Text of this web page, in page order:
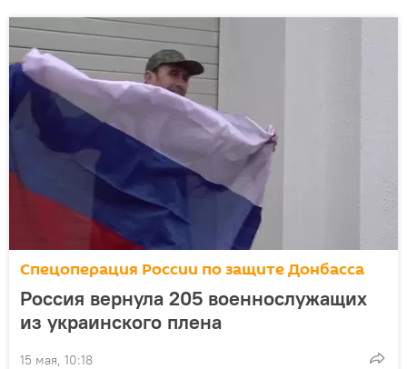
Спецоперация России по защите Донбасса
Россия вернула 205 военнослужащих
из украинского плена
15 мая, 10:18